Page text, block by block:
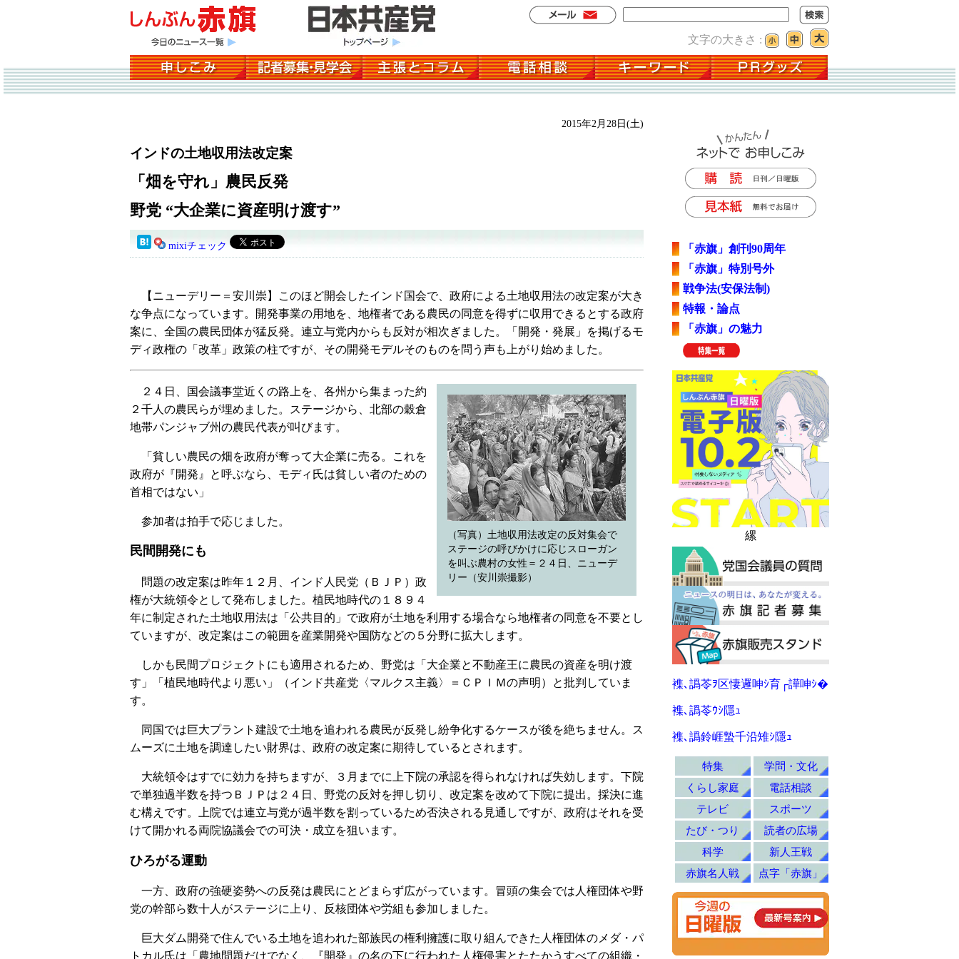
文字の大きさ :
2015年2月28日(土)
インドの土地収用法改定案
「畑を守れ」農民反発
野党 “大企業に資産明け渡す”
mixiチェック
【ニューデリー＝安川崇】このほど開会したインド国会で、政府による土地収用法の改定案が大き
な争点になっています。開発事業の用地を、地権者である農民の同意を得ずに収用できるとする政府
案に、全国の農民団体が猛反発。連立与党内からも反対が相次ぎました。「開発・発展」を掲げるモ
ディ政権の「改革」政策の柱ですが、その開発モデルそのものを問う声も上がり始めました。
（写真）土地収用法改定の反対集会で
ステージの呼びかけに応じスローガン
を叫ぶ農村の女性＝２４日、ニューデ
リー（安川崇撮影）
２４日、国会議事堂近くの路上を、各州から集まった約
２千人の農民らが埋めました。ステージから、北部の穀倉
地帯パンジャブ州の農民代表が叫びます。
「貧しい農民の畑を政府が奪って大企業に売る。これを
政府が『開発』と呼ぶなら、モディ氏は貧しい者のための
首相ではない」
参加者は拍手で応じました。
民間開発にも
問題の改定案は昨年１２月、インド人民党（ＢＪＰ）政
権が大統領令として発布しました。植民地時代の１８９４
年に制定された土地収用法は「公共目的」で政府が土地を利用する場合なら地権者の同意を不要とし
ていますが、改定案はこの範囲を産業開発や国防などの５分野に拡大します。
しかも民間プロジェクトにも適用されるため、野党は「大企業と不動産王に農民の資産を明け渡
す」「植民地時代より悪い」（インド共産党〈マルクス主義〉＝ＣＰＩＭの声明）と批判していま
す。
同国では巨大プラント建設で土地を追われる農民が反発し紛争化するケースが後を絶ちません。ス
ムーズに土地を調達したい財界は、政府の改定案に期待しているとされます。
大統領令はすでに効力を持ちますが、３月までに上下院の承認を得られなければ失効します。下院
で単独過半数を持つＢＪＰは２４日、野党の反対を押し切り、改定案を改めて下院に提出。採決に進
む構えです。上院では連立与党が過半数を割っているため否決される見通しですが、政府はそれを受
けて開かれる両院協議会での可決・成立を狙います。
ひろがる運動
一方、政府の強硬姿勢への反発は農民にとどまらず広がっています。冒頭の集会では人権団体や野
党の幹部ら数十人がステージに上り、反核団体や労組も参加しました。
巨大ダム開発で住んでいる土地を追われた部族民の権利擁護に取り組んできた人権団体のメダ・パ
トカル氏は「農地問題だけでなく、『開発』の名の下に行われた人権侵害とたたかうすべての組織・
「赤旗」創刊90周年
「赤旗」特別号外
戦争法(安保法制)
特報・論点
「赤旗」の魅力
縲
襍､譌苓ｦ区悽邏呻ｼ育┌譁呻ｼ�
襍､譌苓ｳｼ隱ｭ
襍､譌鈴崕蟄千沿雉ｼ隱ｭ
特集
学問・文化
くらし家庭
電話相談
テレビ
スポーツ
たび・つり
読者の広場
科学
新人王戦
赤旗名人戦
点字「赤旗」